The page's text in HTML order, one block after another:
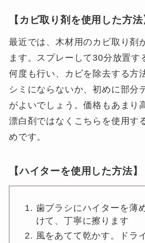
【カビ取り剤を使用した方法
最近では、木材用のカビ取り剤
ます。スプレーして30分放置す
何度も行い、カビを除去する方
シミにならないか、初めに部分
がよいでしょう。価格もあまり
漂白剤ではなくこちらを使用す
めです。
【ハイターを使用した方法】
歯ブラシにハイターを薄
けて、丁寧に擦ります
風をあてて乾かす。ドラ